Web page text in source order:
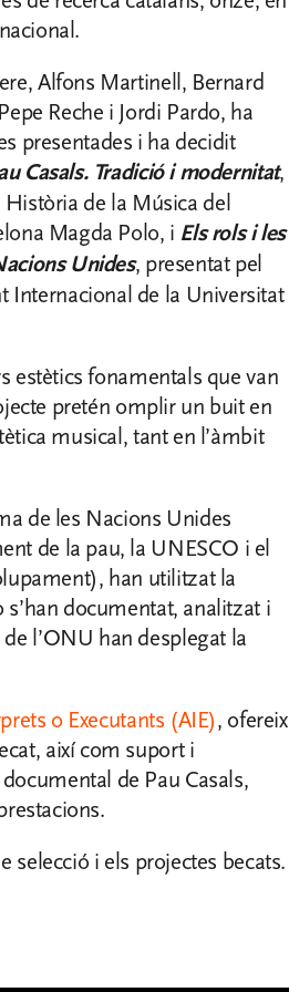
Alfons Martinell, Bernard
Reche i Jordi Pardo, ha
presentades i ha decidit
Casals. Tradició i modernitat,
Història de la Música del
Magda Polo, i Els rols i les
Unides, presentat pel
Internacional de la Universitat
estètics fonamentals que van
pretén omplir un buit en
musical, tant en l’àmbit
de les Nacions Unides
de la pau, la UNESCO i el
han utilitzat la
documentat, analitzat i
l’ONU han desplegat la
o Executants (AIE), ofereix
així com suport i
de Pau Casals,
selecció i els projectes becats.